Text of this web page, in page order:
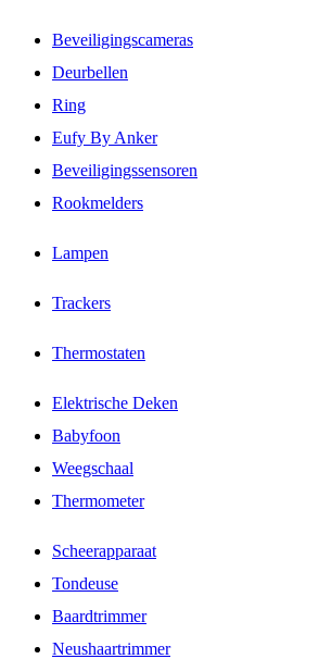
Beveiligingscameras
Deurbellen
Ring
Eufy By Anker
Beveiligingssensoren
Rookmelders
Lampen
Trackers
Thermostaten
Elektrische Deken
Babyfoon
Weegschaal
Thermometer
Scheerapparaat
Tondeuse
Baardtrimmer
Neushaartrimmer